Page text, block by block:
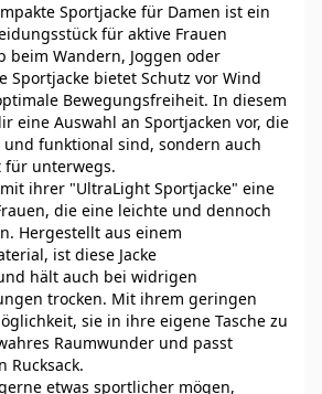
Sportjacke für Damen ist ein
für aktive Frauen
beim Wandern, Joggen oder
Sportjacke bietet Schutz vor Wind
Bewegungsfreiheit. In diesem
eine Auswahl an Sportjacken vor, die
funktional sind, sondern auch
für unterwegs.
ihrer "UltraLight Sportjacke" eine
die eine leichte und dennoch
Hergestellt aus einem
ist diese Jacke
hält auch bei widrigen
trocken. Mit ihrem geringen
sie in ihre eigene Tasche zu
Raumwunder und passt
Rucksack.
etwas sportlicher mögen,